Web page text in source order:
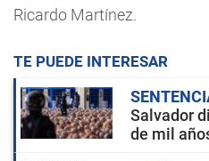
Ricardo Martínez.
TE PUEDE INTERESAR
Salvador
de mil